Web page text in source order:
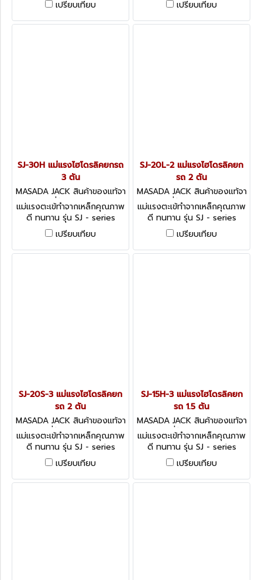
เปรียบเทียบ
TYPE
เปรียบเทียบ
SJ-30H แม่แรงไฮโดรลิคยกรถ
3 ตัน
MASADA JACK สินค้าของแท้จา
กญี่ปุ่น SJ-30H
แม่แรงตะเข้ทำจากเหล็กคุณภาพ
ดี ทนทาน รุ่น SJ - series
GARAGE JACKS MANUAL
TYPE
เปรียบเทียบ
SJ-20L-2 แม่แรงไฮโดรลิคยก
รถ 2 ตัน
MASADA JACK สินค้าของแท้จา
กญี่ปุ่น SJ-20L-2
แม่แรงตะเข้ทำจากเหล็กคุณภาพ
ดี ทนทาน รุ่น SJ - series
GARAGE JACKS MANUAL
TYPE
เปรียบเทียบ
SJ-20S-3 แม่แรงไฮโดรลิคยก
รถ 2 ตัน
MASADA JACK สินค้าของแท้จา
กญี่ปุ่น SJ-20S-3
แม่แรงตะเข้ทำจากเหล็กคุณภาพ
ดี ทนทาน รุ่น SJ - series
GARAGE JACKS MANUAL
TYPE
เปรียบเทียบ
SJ-15H-3 แม่แรงไฮโดรลิคยก
รถ 1.5 ตัน
MASADA JACK สินค้าของแท้จา
กญี่ปุ่น SJ-15H-3
แม่แรงตะเข้ทำจากเหล็กคุณภาพ
ดี ทนทาน รุ่น SJ - series
GARAGE JACKS MANUAL
TYPE
เปรียบเทียบ